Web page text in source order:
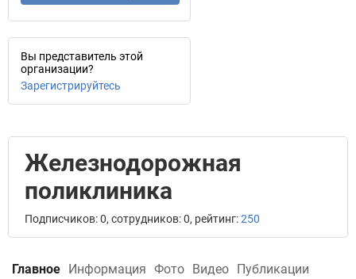
Вы представитель этой
организации?
Зарегистрируйтесь
Железнодорожная
поликлиника
Подписчиков: 0, сотрудников: 0, рейтинг:250
Главное Информация Фото Видео Публикации